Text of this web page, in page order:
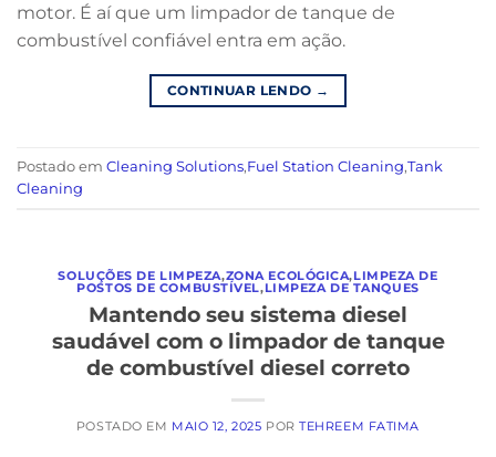
motor. É aí que um limpador de tanque de
combustível confiável entra em ação.
CONTINUAR LENDO →
Postado em Cleaning Solutions,Fuel Station Cleaning,Tank
Cleaning
SOLUÇÕES DE LIMPEZA,ZONA ECOLÓGICA,LIMPEZA DE
POSTOS DE COMBUSTÍVEL,LIMPEZA DE TANQUES
Mantendo seu sistema diesel
saudável com o limpador de tanque
de combustível diesel correto
POSTADO EM MAIO 12, 2025 PORTEHREEM FATIMA